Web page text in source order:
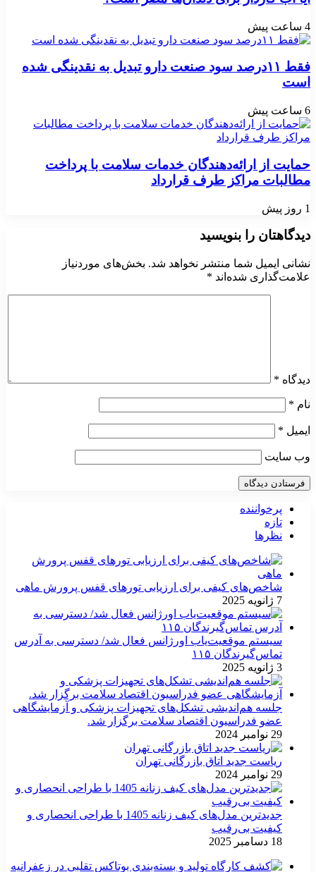
4 ساعت پیش
فقط ۱۱‌درصد سود صنعت دارو تبدیل به نقدینگی شده
است
6 ساعت پیش
حمایت از ارائه‌دهندگان خدمات سلامت با پرداخت
مطالبات مراکز طرف قرارداد
1 روز پیش
دیدگاهتان را بنویسید
نشانی ایمیل شما منتشر نخواهد شد. بخش‌های موردنیاز
علامت‌گذاری شده‌اند *
دیدگاه *
نام *
ایمیل *
وب‌ سایت
پرخواننده
تازه
نظرها
شاخص‌های کیفی برای ارزیابی تورهای قفس پرورش ماهی
7 ژانویه 2025
سیستم موقعیت‌یاب اورژانس فعال شد/ دسترسی به آدرس
تماس‌گیرندگان ۱۱۵
3 ژانویه 2025
جلسه هم‌اندیشی تشکل‌های تجهیزات پزشکی و آزمایشگاهی
عضو فدراسیون اقتصاد سلامت برگزار شد.
29 نوامبر 2024
ریاست جدید اتاق بازرگانی تهران
29 نوامبر 2024
جدیدترین مدل‌های کیف زنانه 1405 با طراحی انحصاری و
کیفیت بی‌رقیب
18 دسامبر 2025